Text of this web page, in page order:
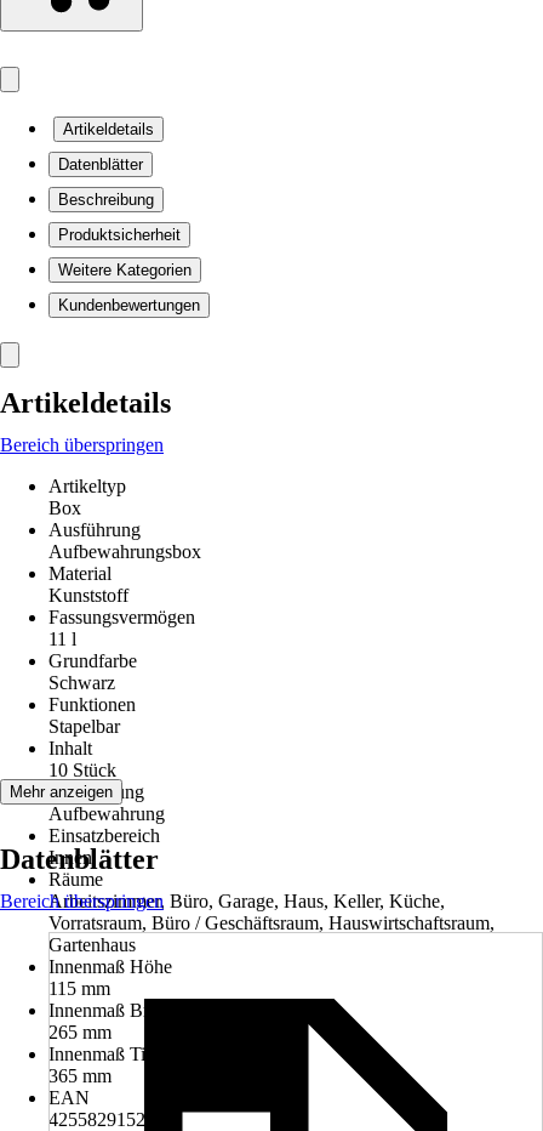
Artikeldetails
Datenblätter
Beschreibung
Produktsicherheit
Weitere Kategorien
Kundenbewertungen
Artikeldetails
Bereich überspringen
Artikeltyp
Box
Ausführung
Aufbewahrungsbox
Material
Kunststoff
Fassungsvermögen
11 l
Grundfarbe
Schwarz
Funktionen
Stapelbar
Inhalt
10 Stück
Anwendung
Aufbewahrung
Einsatzbereich
Innen
Räume
Arbeitszimmer, Büro, Garage, Haus, Keller, Küche,
Vorratsraum, Büro / Geschäftsraum, Hauswirtschaftsraum,
Gartenhaus
Innenmaß Höhe
115 mm
Innenmaß Breite
265 mm
Innenmaß Tiefe
365 mm
EAN
4255829152096
Mehr anzeigen
Datenblätter
Bereich überspringen